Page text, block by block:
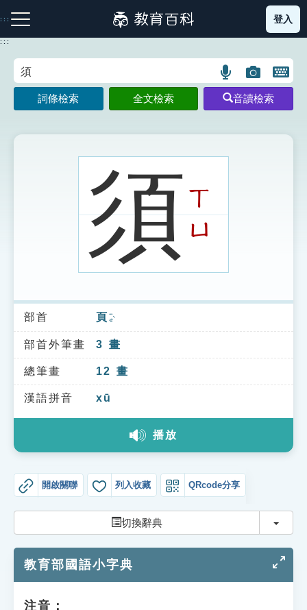
到
主
:::
注音索引圖示 筆畫索引圖示 部首索引表圖示
索引選單
知識索引
單字索引
生命大百科索引
教學應用
貓頭鷹博士
登入
:::
語
言
搜
示
圖
片
搜
開
鍵
圖
詞條檢索 全文檢索 音讀檢索
須ㄒ
ㄩ
部首 頁 ㄧㄝˋ
部首外筆畫 3 畫
總筆畫 12 畫
漢語拼音 xū
播放
開啟關聯 列入收藏 QRcode分享
切換辭典 切換
教育部國語小字典
注音：